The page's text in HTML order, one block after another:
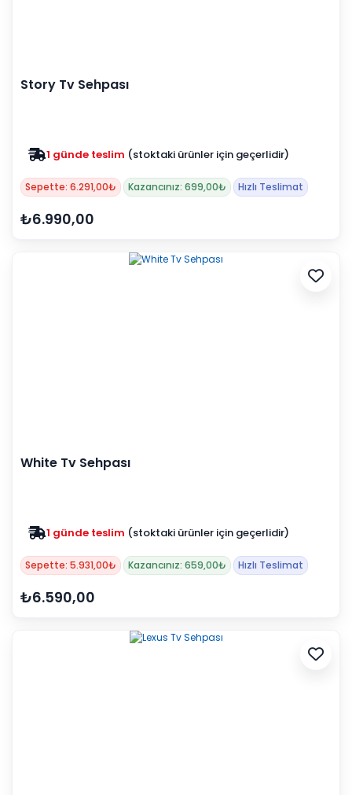
Story Tv Sehpası
Zam yok 2025 fiyatları devam ediyor
Sepette: 6.291,00₺ Kazancınız: 699,00₺ Hızlı Teslimat
₺6.990,00
White Tv Sehpası
Zam yok 2025 fiyatları devam ediyor
Sepette: 5.931,00₺ Kazancınız: 659,00₺ Hızlı Teslimat
₺6.590,00